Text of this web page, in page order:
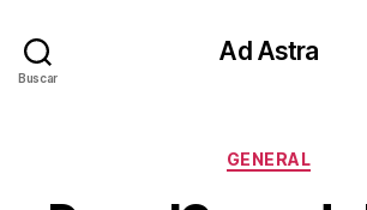
Buscar
Ad Astra
Categorías
GENERAL